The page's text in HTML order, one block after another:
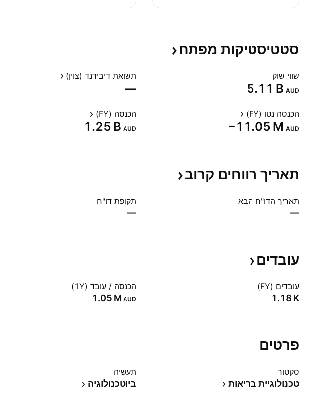
סטטיסטיקות מפתח
שווי שוק
‪5.11 B‬ AUD
תשואת דיבידנד (צוין)
—
הכנסה נטו (FY)
‪−11.05 M‬ AUD
הכנסה (FY)
‪1.25 B‬ AUD
תאריך רווחים קרוב
תאריך הדו"ח הבא
—
תקופת דו"ח
—
עובדים
עובדים (FY)
‪1.18 K‬
הכנסה / עובד (1Y)
‪1.05 M‬ AUD
פרטים
סקטור
טכנולוגיית בריאות
תעשיה
ביוטכנולוגיה